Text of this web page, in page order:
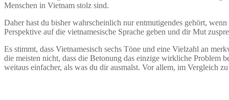
Menschen in Vietnam stolz sind.
Daher hast du bisher wahrscheinlich nur entmutigendes gehört,
Perspektive auf die vietnamesische Sprache geben und dir Mut
Es stimmt, dass Vietnamesisch sechs Töne und eine Vielzahl an
die meisten nicht, dass die Betonung das einzige wirkliche Problem
weitaus einfacher, als was du dir ausmalst. Vor allem, im Vergleich